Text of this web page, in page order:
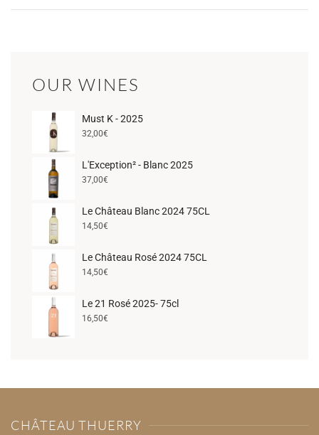
OUR WINES
Must K - 2025
32,00€
L'Exception² - Blanc 2025
37,00€
Le Château Blanc 2024 75CL
14,50€
Le Château Rosé 2024 75CL
14,50€
Le 21 Rosé 2025- 75cl
16,50€
CHÂTEAU THUERRY